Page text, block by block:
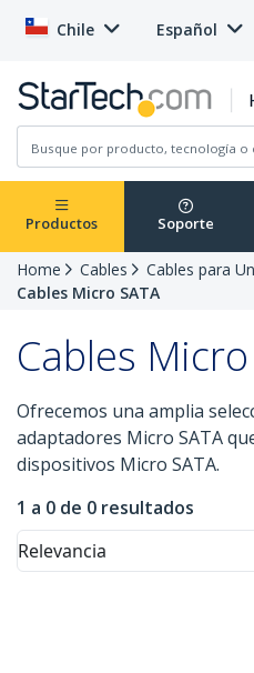
Chile Español
Productos Soporte
Home Cables
Cables para
Cables Micro SATA
Cables
Ofrecemos una amplia
adaptadores Micro SATA
dispositivos Micro SATA.
1 a 0 de 0 resultados
Relevancia